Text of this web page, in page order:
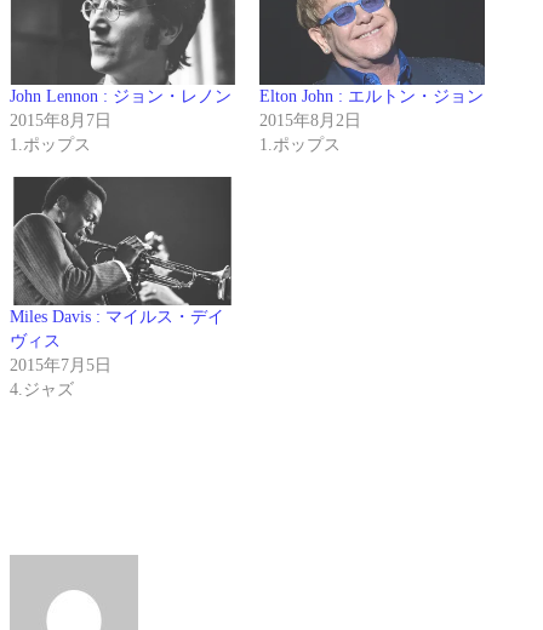
John Lennon : ジョン・レノン
2015年8月7日
1.ポップス
Elton John : エルトン・ジョン
2015年8月2日
1.ポップス
Miles Davis : マイルス・デイ
ヴィス
2015年7月5日
4.ジャズ